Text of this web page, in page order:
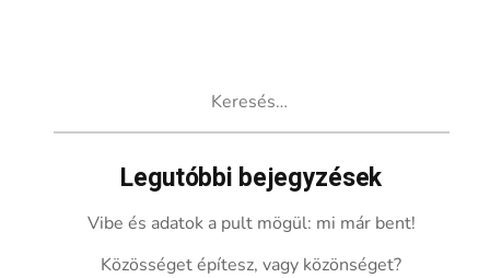
Legutóbbi bejegyzések
Vibe és adatok a pult mögül: mi már bent!
Közösséget építesz, vagy közönséget?